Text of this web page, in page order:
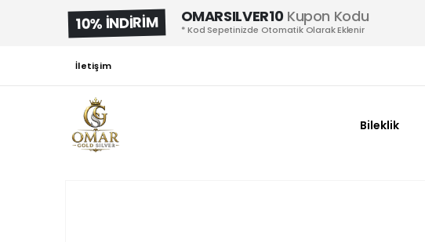
10% İNDİRİM OMARSILVER10Kupon Kodu
* Kod Sepetinizde Otomatik Olarak Eklenir
İletişim
Bileklik